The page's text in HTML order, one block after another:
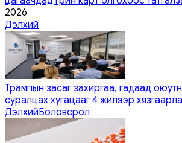
2026
Дэлхий
Трампын засаг захиргаа, гадаад
суралцах хугацааг 4 жилээр
ДэлхийБоловсрол